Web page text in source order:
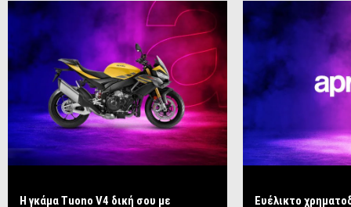
Η γκάμα Tuono V4 δική σου με
Ευέλικτο